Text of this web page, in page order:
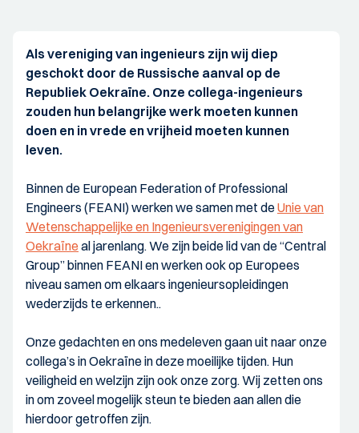
Als vereniging van ingenieurs zijn wij diep
geschokt door de Russische aanval op de
Republiek Oekraïne. Onze collega-ingenieurs
zouden hun belangrijke werk moeten kunnen
doen en in vrede en vrijheid moeten kunnen
leven.
Binnen de European Federation of Professional
Engineers (FEANI) werken we samen met deUnie van
Wetenschappelijke en Ingenieursverenigingen van
Oekraïneal jarenlang. We zijn beide lid van de “Central
Group” binnen FEANI en werken ook op Europees
niveau samen om elkaars ingenieursopleidingen
wederzijds te erkennen..
Onze gedachten en ons medeleven gaan uit naar onze
collega’s in Oekraïne in deze moeilijke tijden. Hun
veiligheid en welzijn zijn ook onze zorg. Wij zetten ons
in om zoveel mogelijk steun te bieden aan allen die
hierdoor getroffen zijn.